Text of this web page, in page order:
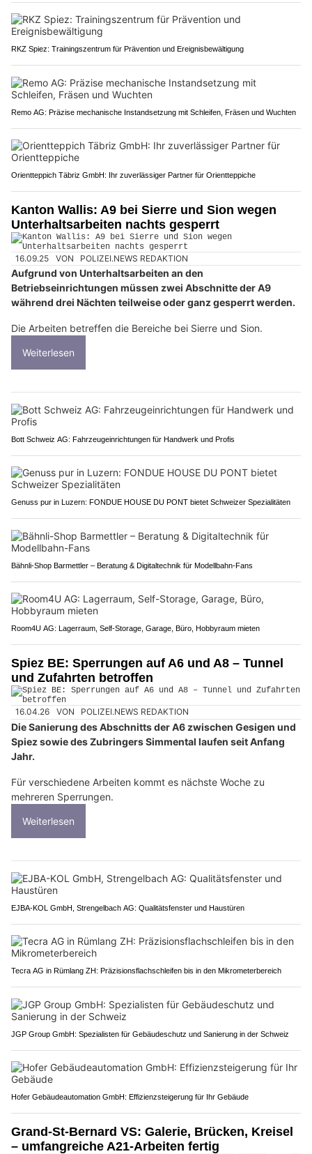
RKZ Spiez: Trainingszentrum für Prävention und Ereignisbewältigung
Remo AG: Präzise mechanische Instandsetzung mit Schleifen, Fräsen und Wuchten
Orientteppich Täbriz GmbH: Ihr zuverlässiger Partner für Orientteppiche
Kanton Wallis: A9 bei Sierre und Sion wegen
Unterhaltsarbeiten nachts gesperrt
16.09.25 VON POLIZEI.NEWS REDAKTION
Aufgrund von Unterhaltsarbeiten an den
Betriebseinrichtungen müssen zwei Abschnitte der A9
während drei Nächten teilweise oder ganz gesperrt werden.
Die Arbeiten betreffen die Bereiche bei Sierre und Sion.
Weiterlesen
Bott Schweiz AG: Fahrzeugeinrichtungen für Handwerk und Profis
Genuss pur in Luzern: FONDUE HOUSE DU PONT bietet Schweizer Spezialitäten
Bähnli-Shop Barmettler – Beratung & Digitaltechnik für Modellbahn-Fans
Room4U AG: Lagerraum, Self-Storage, Garage, Büro, Hobbyraum mieten
Spiez BE: Sperrungen auf A6 und A8 – Tunnel
und Zufahrten betroffen
16.04.26 VON POLIZEI.NEWS REDAKTION
Die Sanierung des Abschnitts der A6 zwischen Gesigen und
Spiez sowie des Zubringers Simmental laufen seit Anfang
Jahr.
Für verschiedene Arbeiten kommt es nächste Woche zu
mehreren Sperrungen.
Weiterlesen
EJBA-KOL GmbH, Strengelbach AG: Qualitätsfenster und Haustüren
Tecra AG in Rümlang ZH: Präzisionsflachschleifen bis in den Mikrometerbereich
JGP Group GmbH: Spezialisten für Gebäudeschutz und Sanierung in der Schweiz
Hofer Gebäudeautomation GmbH: Effizienzsteigerung für Ihr Gebäude
Grand-St-Bernard VS: Galerie, Brücken, Kreisel
– umfangreiche A21-Arbeiten fertig